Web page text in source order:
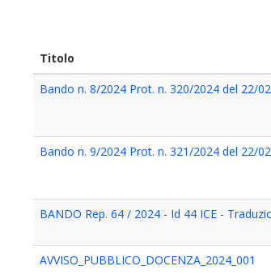
Titolo
Bando n. 8/2024 Prot. n. 320/2024 del 22/
Bando n. 9/2024 Prot. n. 321/2024 del 22/
BANDO Rep. 64 / 2024 - Id 44 ICE -
AVVISO_PUBBLICO_DOCENZA_2024_001